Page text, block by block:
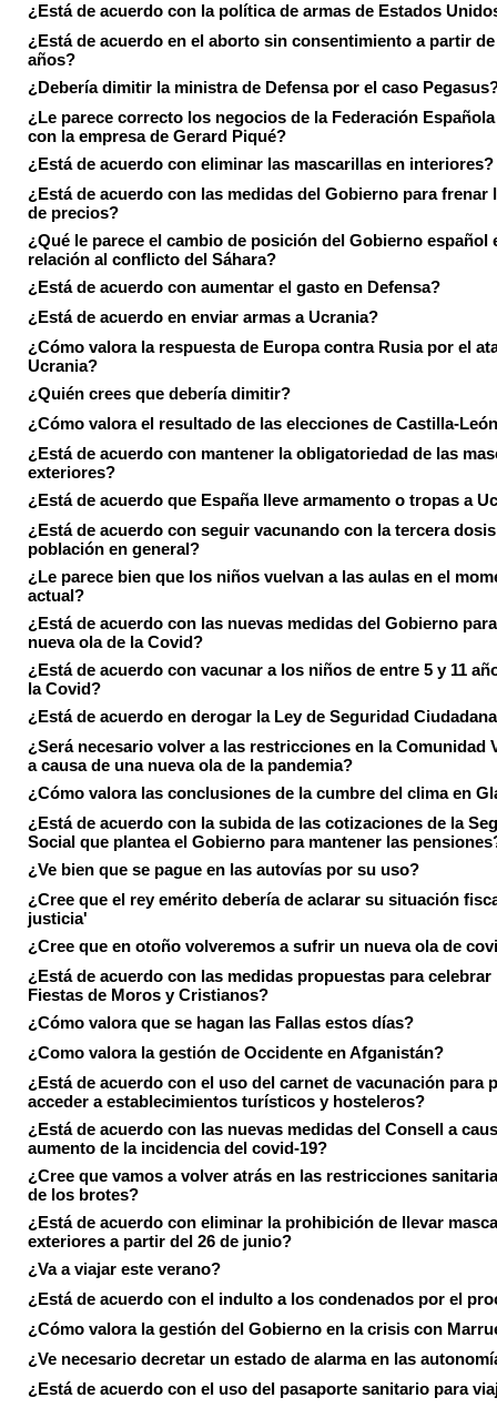
¿Está de acuerdo con la política de armas de Estados
¿Está de acuerdo en el aborto sin consentimiento a partir
años?
¿Debería dimitir la ministra de Defensa por el caso
¿Le parece correcto los negocios de la Federación
con la empresa de Gerard Piqué?
¿Está de acuerdo con eliminar las mascarillas en interiores?
¿Está de acuerdo con las medidas del Gobierno para frenar
de precios?
¿Qué le parece el cambio de posición del Gobierno español
relación al conflicto del Sáhara?
¿Está de acuerdo con aumentar el gasto en Defensa?
¿Está de acuerdo en enviar armas a Ucrania?
¿Cómo valora la respuesta de Europa contra Rusia por el
Ucrania?
¿Quién crees que debería dimitir?
¿Cómo valora el resultado de las elecciones de Castilla-
¿Está de acuerdo con mantener la obligatoriedad de las
exteriores?
¿Está de acuerdo que España lleve armamento o tropas a
¿Está de acuerdo con seguir vacunando con la tercera
población en general?
¿Le parece bien que los niños vuelvan a las aulas en el
actual?
¿Está de acuerdo con las nuevas medidas del Gobierno
nueva ola de la Covid?
¿Está de acuerdo con vacunar a los niños de entre 5 y 11
la Covid?
¿Está de acuerdo en derogar la Ley de Seguridad
¿Será necesario volver a las restricciones en la Comunidad
a causa de una nueva ola de la pandemia?
¿Cómo valora las conclusiones de la cumbre del clima en
¿Está de acuerdo con la subida de las cotizaciones de la
Social que plantea el Gobierno para mantener las
¿Ve bien que se pague en las autovías por su uso?
¿Cree que el rey emérito debería de aclarar su situación
justicia'
¿Cree que en otoño volveremos a sufrir un nueva ola de
¿Está de acuerdo con las medidas propuestas para celebrar
Fiestas de Moros y Cristianos?
¿Cómo valora que se hagan las Fallas estos días?
¿Como valora la gestión de Occidente en Afganistán?
¿Está de acuerdo con el uso del carnet de vacunación para
acceder a establecimientos turísticos y hosteleros?
¿Está de acuerdo con las nuevas medidas del Consell a
aumento de la incidencia del covid-19?
¿Cree que vamos a volver atrás en las restricciones
de los brotes?
¿Está de acuerdo con eliminar la prohibición de llevar
exteriores a partir del 26 de junio?
¿Va a viajar este verano?
¿Está de acuerdo con el indulto a los condenados por el
¿Cómo valora la gestión del Gobierno en la crisis con
¿Ve necesario decretar un estado de alarma en las
¿Está de acuerdo con el uso del pasaporte sanitario para